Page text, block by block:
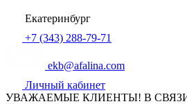
Екатеринбург
+7 (343) 288-79-71
ekb@afalina.com
Личный кабинет
УВАЖАЕМЫЕ КЛИЕНТЫ! В